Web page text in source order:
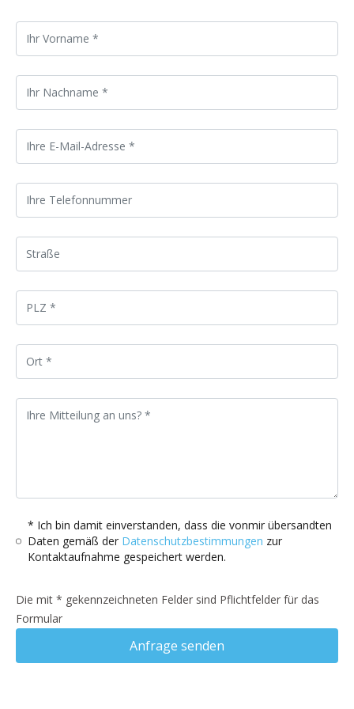
* Ich bin damit einverstanden, dass die vonmir übersandten
Daten gemäß der Datenschutzbestimmungen zur
Kontaktaufnahme gespeichert werden.
Die mit * gekennzeichneten Felder sind Pflichtfelder für das
Formular
Anfrage senden